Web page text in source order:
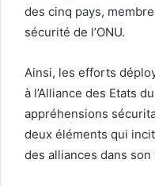
des cinq pays,
sécurité de l’ONU.
Ainsi, les efforts
à l’Alliance des Etats
appréhensions
deux éléments qui
des alliances dans